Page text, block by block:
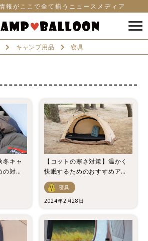
報がここで全て揃うニュースメディア
キャンプ用品 寝具
冬キャ
対策
【コットの寒さ対策】温かく
快眠するためのおすすめアイ
テムとは？
寝具
2024年2月28日